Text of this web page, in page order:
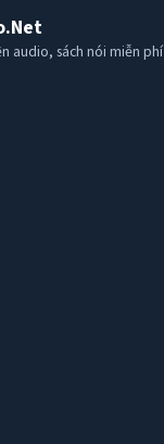
audio, sách nói miễn phí